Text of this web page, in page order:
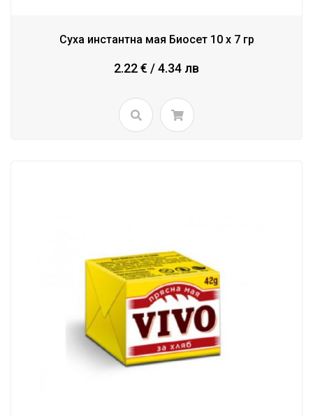
Суха инстантна мая Биосет 10 x 7 гр
2.22 € / 4.34 лв